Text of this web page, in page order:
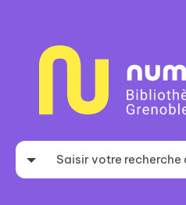
recherche